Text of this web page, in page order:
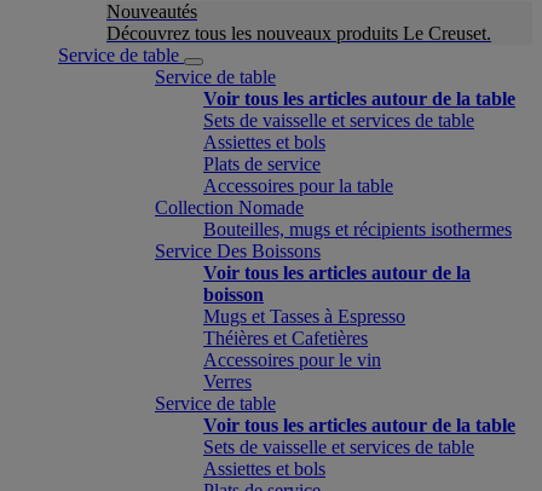
Nouveautés
Découvrez tous les nouveaux produits Le Creuset.
Service de table
Service de table
Voir tous les articles autour de la table
Sets de vaisselle et services de table
Assiettes et bols
Plats de service
Accessoires pour la table
Collection Nomade
Bouteilles, mugs et récipients isothermes
Service Des Boissons
Voir tous les articles autour de la
boisson
Mugs et Tasses à Espresso
Théières et Cafetières
Accessoires pour le vin
Verres
Service de table
Voir tous les articles autour de la table
Sets de vaisselle et services de table
Assiettes et bols